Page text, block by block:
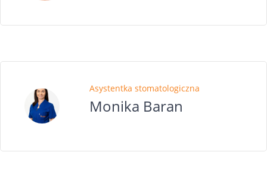
Asystentka stomatologiczna
Monika Baran